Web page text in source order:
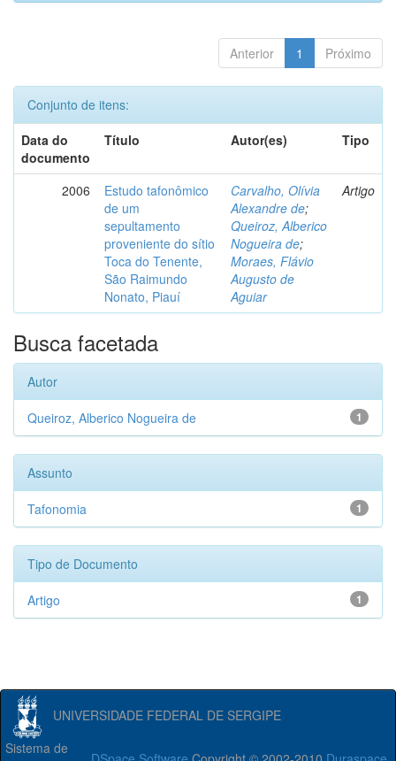
Anterior 1 Próximo
Conjunto de itens:
Data do
documento
Título Autor(es) Tipo
2006
Estudo tafonômico
de um
sepultamento
proveniente do sítio
Toca do Tenente,
São Raimundo
Nonato, Piauí
Carvalho, Olívia
Alexandre de;
Queiroz, Alberico
Nogueira de;
Moraes, Flávio
Augusto de
Aguiar
Artigo
Busca facetada
Autor
1
Queiroz, Alberico Nogueira de
Assunto
1
Tafonomia
Tipo de Documento
1
Artigo
UNIVERSIDADE FEDERAL DE SERGIPE
Sistema de